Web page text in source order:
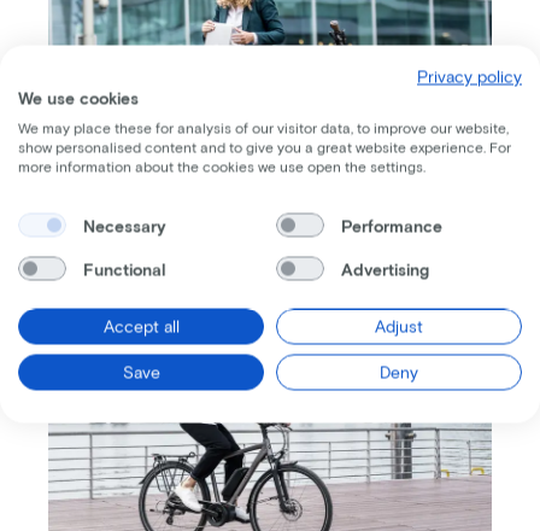
Privacy policy
We use cookies
We may place these for analysis of our visitor data, to improve our website,
show personalised content and to give you a great website experience. For
more information about the cookies we use open the settings.
Necessary Performance
Functional Advertising
Accept all Adjust
Save Deny